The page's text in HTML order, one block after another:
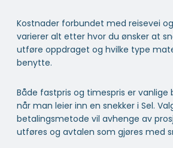
Kostnader forbundet med reisevei
varierer alt etter hvor du ønsker at
utføre oppdraget og hvilke type
benytte.
Både fastpris og timespris er
når man leier inn en snekker i Sel.
betalingsmetode vil avhenge av
utføres og avtalen som gjøres med